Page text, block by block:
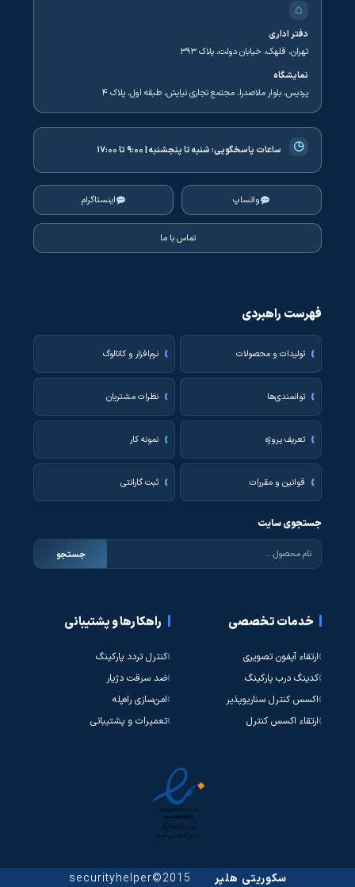
⌂
دفتر اداری
تهران، قلهک، خیابان دولت، پلاک ۳۹۳
نمایشگاه
پردیس، بلوار ملاصدرا، مجتمع تجاری نیایش، طبقه اول، پلاک ۴
◷ ساعات پاسخگویی:شنبه تا پنجشنبه | ۹:۰۰ تا ۱۷:۰۰
واتساپ اینستاگرام
تماس با ما
فهرست راهبردی
تولیدات و محصولات نرم‌افزار و کاتالوگ
توانمندی‌ها نظرات مشتریان
تعریف پروژه نمونه کار
قوانین و مقررات ثبت گارانتی
جستجوی سایت
جستجو
خدمات تخصصی
ارتقاء آیفون تصویری
کدینگ درب پارکینگ
اکسس کنترل سناریوپذیر
ارتقاء اکسس کنترل
راهکارها و پشتیبانی
کنترل تردد پارکینگ
ضد سرقت دژیار
امن‌سازی راه‌پله
تعمیرات و پشتیبانی
سکوریتی هلپر2015©securityhelper